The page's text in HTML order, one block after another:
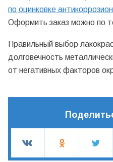
по оцинковке
Оформить заказ можно по
Правильный выбор
долговечность
от негативных факторов